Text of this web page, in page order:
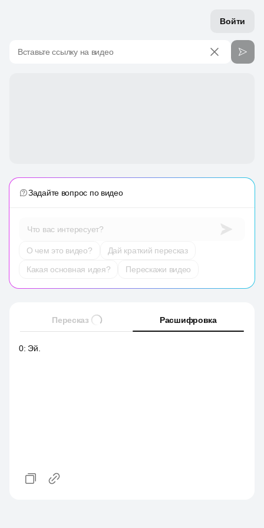
Войти
Вставьте ссылку на видео
Задайте вопрос по видео
Что вас интересует?
О чем это видео?
Дай краткий пересказ
Какая основная идея?
Перескажи видео
Пересказ Расшифровка
0: Эй.